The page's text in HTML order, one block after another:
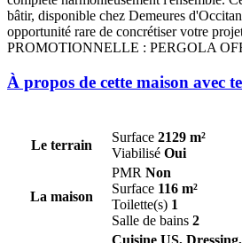
bâtir, disponible chez Demeures
opportunité rare de concrétiser votre
PROMOTIONNELLE : PERGOLA
À propos de cette maison avec
Le terrain
Surface 2129 m²
Viabilisé Oui
La maison
PMR Non
Surface 116 m²
Toilette(s) 1
Salle de bains 2
Cuisine US,